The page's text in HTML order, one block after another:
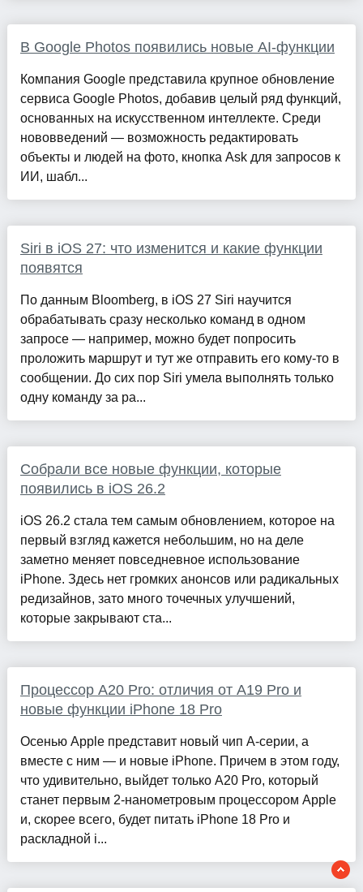
В Google Photos появились новые AI-функции
Компания Google представила крупное обновление
сервиса Google Photos, добавив целый ряд функций,
основанных на искусственном интеллекте. Среди
нововведений — возможность редактировать
объекты и людей на фото, кнопка Ask для запросов к
ИИ, шабл...
Siri в iOS 27: что изменится и какие функции
появятся
По данным Bloomberg, в iOS 27 Siri научится
обрабатывать сразу несколько команд в одном
запросе — например, можно будет попросить
проложить маршрут и тут же отправить его кому-то в
сообщении. До сих пор Siri умела выполнять только
одну команду за ра...
Собрали все новые функции, которые
появились в iOS 26.2
iOS 26.2 стала тем самым обновлением, которое на
первый взгляд кажется небольшим, но на деле
заметно меняет повседневное использование
iPhone. Здесь нет громких анонсов или радикальных
редизайнов, зато много точечных улучшений,
которые закрывают ста...
Процессор A20 Pro: отличия от A19 Pro и
новые функции iPhone 18 Pro
Осенью Apple представит новый чип A-серии, а
вместе с ним — и новые iPhone. Причем в этом году,
что удивительно, выйдет только A20 Pro, который
станет первым 2-нанометровым процессором Apple
и, скорее всего, будет питать iPhone 18 Pro и
раскладной i...